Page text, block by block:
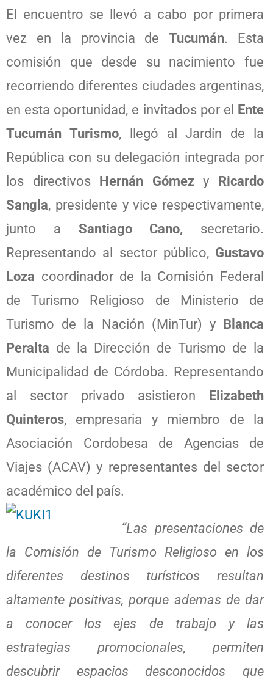
El encuentro se llevó a cabo por primera
vez en la provincia deTucumán. Esta
comisión que desde su nacimiento fue
recorriendo diferentes ciudades argentinas,
en esta oportunidad, e invitados por el Ente
Tucumán Turismo, llegó al Jardín de la
República con su delegación integrada por
los directivosHernán Gómezy Ricardo
Sangla, presidente y vice respectivamente,
junto a Santiago Cano, secretario.
Representando al sector público, Gustavo
Loza coordinador de la Comisión Federal
de Turismo Religioso de Ministerio de
Turismo de la Nación (MinTur) y Blanca
Peralta de la Dirección de Turismo de la
Municipalidad de Córdoba. Representando
al sector privado asistieron Elizabeth
Quinteros, empresaria y miembro de la
Asociación Cordobesa de Agencias de
Viajes (ACAV) y representantes del sector
académico del país.
“Las presentaciones de
la Comisión de Turismo Religioso en los
diferentes destinos turísticos resultan
altamente positivas, porque ademas de dar
a conocer los ejes de trabajo y las
estrategias promocionales, permiten
descubrir espacios desconocidos que